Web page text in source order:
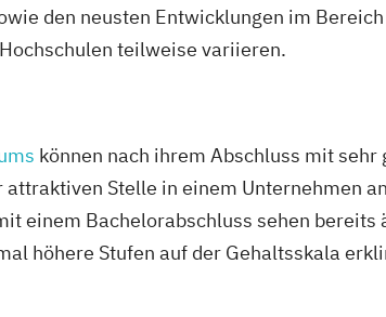
den neusten Entwicklungen im
teilweise variieren.
können nach ihrem Abschluss mit
Stelle in einem Unternehmen
einem Bachelorabschluss sehen
höhere Stufen auf der Gehaltsskala